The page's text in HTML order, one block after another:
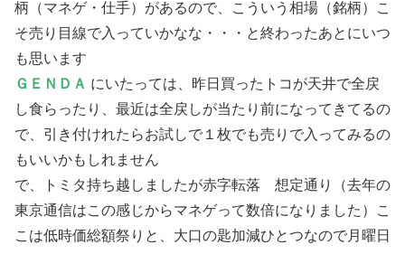
柄（マネゲ・仕手）があるので、こういう相場（銘柄）こ
そ売り目線で入っていかなな・・・と終わったあとにいつ
も思います
ＧＥＮＤＡ にいたっては、昨日買ったトコが天井で全戻
し食らったり、最近は全戻しが当たり前になってきてるの
で、引き付けれたらお試しで１枚でも売りで入ってみるの
もいいかもしれません
で、トミタ持ち越しましたが赤字転落 想定通り（去年の
東京通信はこの感じからマネゲって数倍になりました）こ
こは低時価総額祭りと、大口の匙加減ひとつなので月曜日